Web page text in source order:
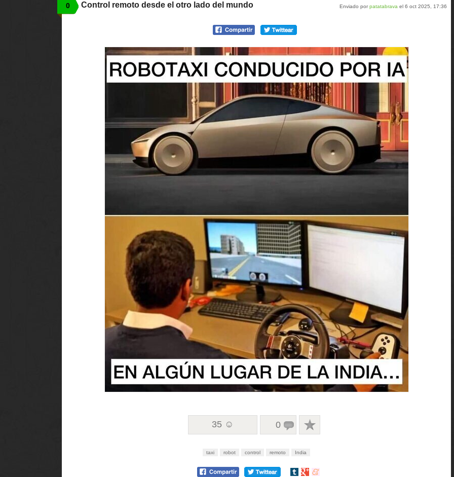
0 Enviado porpatatabrava el 6 oct 2025, 17:36
Control remoto desde el otro lado del mundo
35 ☺ 0
taxi robot control remoto India
Compartir
Compartir
Compartir